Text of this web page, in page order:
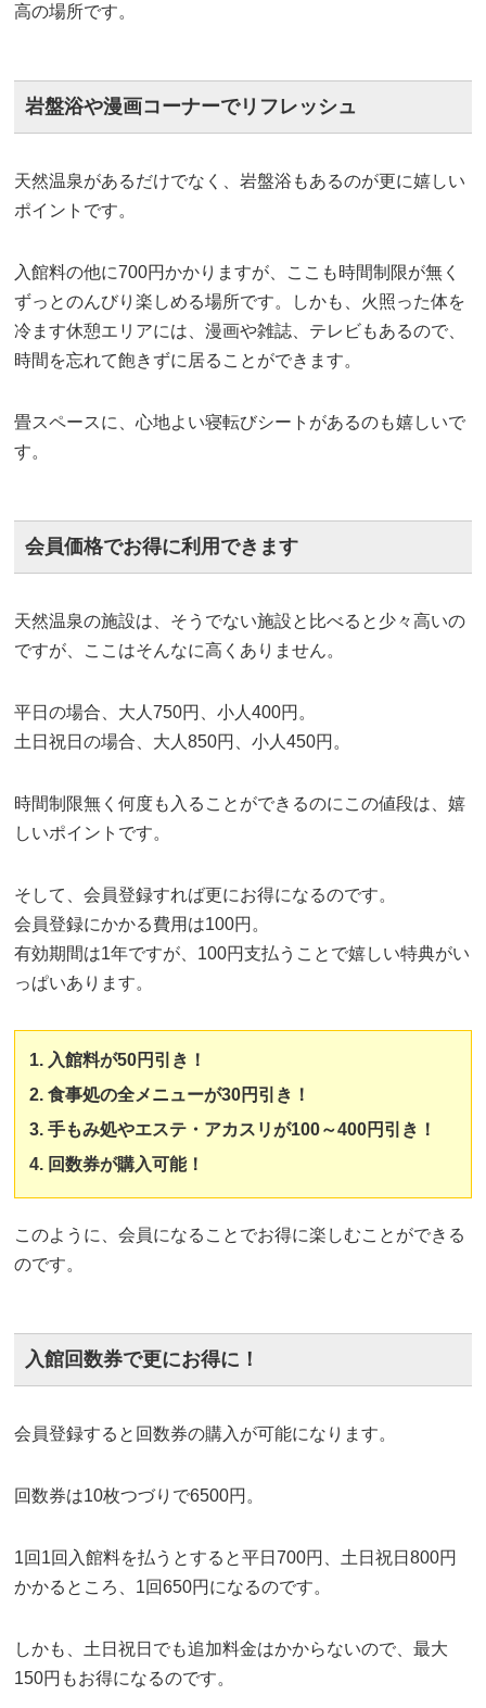
高の場所です。
岩盤浴や漫画コーナーでリフレッシュ
天然温泉があるだけでなく、岩盤浴もあるのが更に嬉しい
ポイントです。
入館料の他に700円かかりますが、ここも時間制限が無く
ずっとのんびり楽しめる場所です。しかも、火照った体を
冷ます休憩エリアには、漫画や雑誌、テレビもあるので、
時間を忘れて飽きずに居ることができます。
畳スペースに、心地よい寝転びシートがあるのも嬉しいで
す。
会員価格でお得に利用できます
天然温泉の施設は、そうでない施設と比べると少々高いの
ですが、ここはそんなに高くありません。
平日の場合、大人750円、小人400円。
土日祝日の場合、大人850円、小人450円。
時間制限無く何度も入ることができるのにこの値段は、嬉
しいポイントです。
そして、会員登録すれば更にお得になるのです。
会員登録にかかる費用は100円。
有効期間は1年ですが、100円支払うことで嬉しい特典がい
っぱいあります。
入館料が50円引き！
食事処の全メニューが30円引き！
手もみ処やエステ・アカスリが100～400円引き！
回数券が購入可能！
このように、会員になることでお得に楽しむことができる
のです。
入館回数券で更にお得に！
会員登録すると回数券の購入が可能になります。
回数券は10枚つづりで6500円。
1回1回入館料を払うとすると平日700円、土日祝日800円
かかるところ、1回650円になるのです。
しかも、土日祝日でも追加料金はかからないので、最大
150円もお得になるのです。